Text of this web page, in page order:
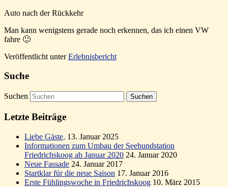
Auto nach der Rückkehr
Man kann wenigstens gerade noch erkennen, das ich einen VW
fahre 🙂
Veröffentlicht unter Erlebnisbericht
Suche
Suchen
Letzte Beiträge
Liebe Gäste, 13. Januar 2025
Informationen zum Umbau der Seehundstation
Friedrichskoog ab Januar 2020 24. Januar 2020
Neue Fassade 24. Januar 2017
Startklar für die neue Saison 17. Januar 2016
Erste Fühlingswoche in Friedrichskoog 10. März 2015